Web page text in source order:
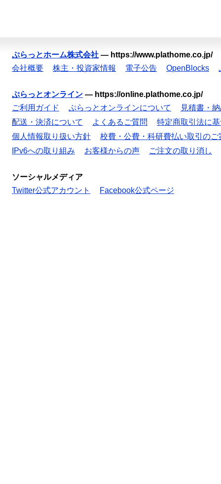
ぷらっとホーム株式会社 — https://www.plathome.co.jp/
会社概要
株主・投資家情報 電子公告 OpenBlocks
ぷらっとオンライン — https://online.plathome.co.jp/
ご利用ガイド
ぷらっとオンラインについて
見積書・
配送・決済について
よくあるご質問
特定商取引法に
個人情報取り扱い方針
校費・公費・科研費払い取引のご
IPv6への取り組み
お客様からの声 ご注文の取り消し
ソーシャルメディア
Twitter公式アカウント
Facebook公式ページ